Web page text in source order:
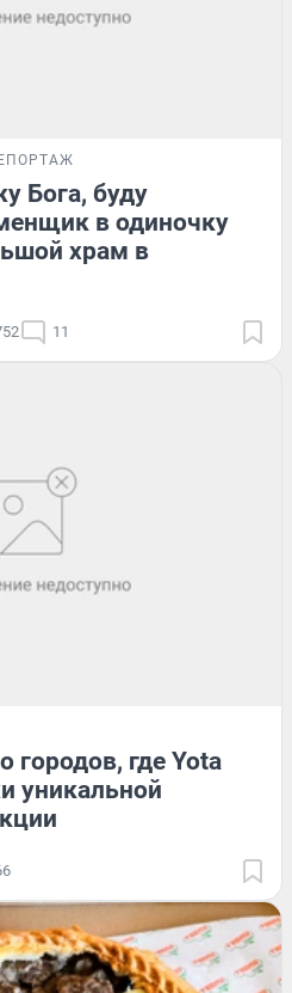
Бога, буду
в одиночку
храм в
11
городов, где Yota
уникальной